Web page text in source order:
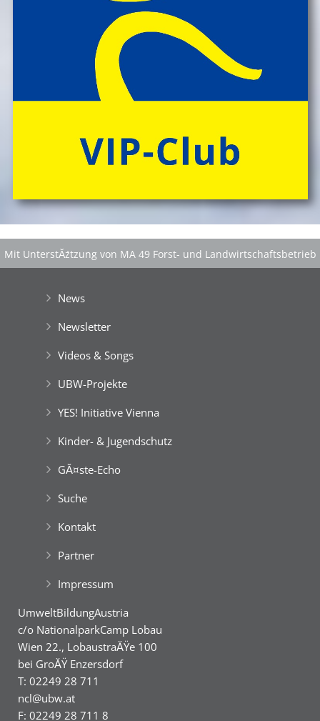
Mit UnterstĂźtzung von MA 49 Forst- und Landwirtschaftsbetrieb
News
Newsletter
Videos & Songs
UBW-Projekte
YES! Initiative Vienna
Kinder- & Jugendschutz
GĂ¤ste-Echo
Suche
Kontakt
Partner
Impressum
UmweltBildungAustria
c/o NationalparkCamp Lobau
Wien 22., LobaustraĂŸe 100
bei GroĂŸ Enzersdorf
T: 02249 28 711
ncl@ubw.at
F: 02249 28 711 8